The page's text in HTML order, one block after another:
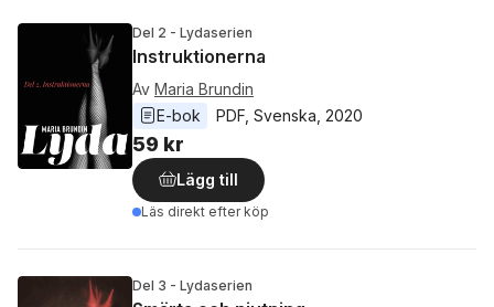
Del 2 - Lydaserien
Instruktionerna
Av Maria Brundin
E-bok
PDF Svenska 2020
59 kr
Lägg till
Läs direkt efter köp
Del 3 - Lydaserien